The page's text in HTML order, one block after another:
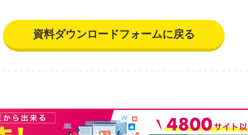
資料ダウンロードフォームに戻る